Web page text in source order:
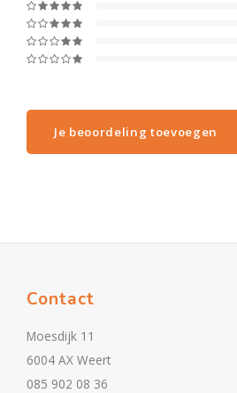
Je beoordeling toevoegen
Contact
Moesdijk 11
6004 AX Weert
085 902 08 36